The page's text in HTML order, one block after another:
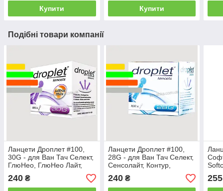
Купити Купити
Подібні товари компанії
Ланцети Дроплет #100,
30G - для Ван Тач Селект,
ГлюНео, ГлюНео Лайт,
Контур Плюс, Біонайм,
Калла Веллион,
240 ₴
Ланцети Дроплет #100,
28G - для Ван Тач Селект,
Сенсолайт, Контур,
ГлюНео, Глюнео Лайт
240₴ 255